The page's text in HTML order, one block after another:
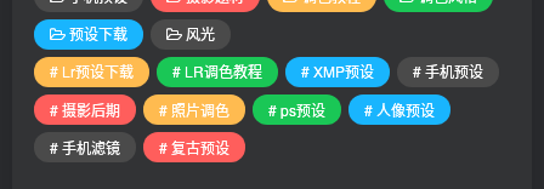
预设下载
风光
# Lr预设下载
# LR调色教程 # XMP预设
# 手机预设
# 摄影后期
# 照片调色 # ps预设
# 人像预设
# 手机滤镜
# 复古预设